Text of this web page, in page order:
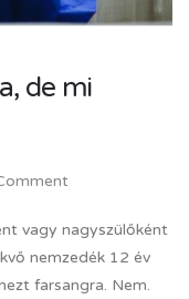
de mi
vagy nagyszülőként
nemzedék 12 év
farsangra. Nem.